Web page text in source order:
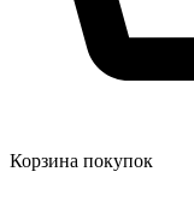
Корзина покупок